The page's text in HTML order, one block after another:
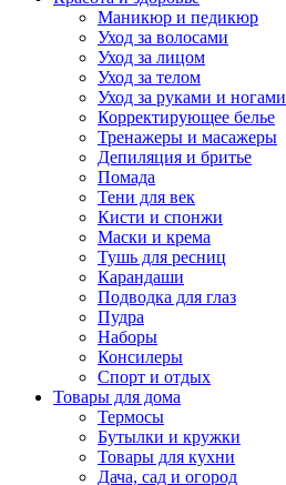
Маникюр и педикюр
Уход за волосами
Уход за лицом
Уход за телом
Уход за руками и ногами
Корректирующее белье
Тренажеры и масажеры
Депиляция и бритье
Помада
Тени для век
Кисти и спонжи
Маски и крема
Тушь для ресниц
Карандаши
Подводка для глаз
Пудра
Наборы
Консилеры
Спорт и отдых
Товары для дома
Термосы
Бутылки и кружки
Товары для кухни
Дача, сад и огород